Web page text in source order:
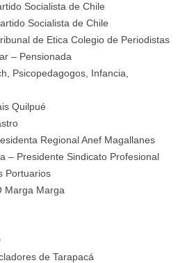
Socialista de Chile
Socialista de Chile
de Etica Colegio de Periodistas
– Pensionada
Psicopedagogos, Infancia,
Quilpué
Regional Anef Magallanes
– Presidente Sindicato Profesional
Portuarios
Marga Marga
de Tarapacá